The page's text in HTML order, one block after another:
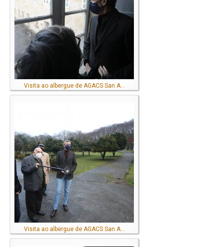
Visita ao albergue de AGACS San A...
Visita ao albergue de AGACS San A...